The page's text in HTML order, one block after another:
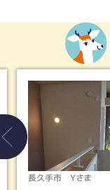
長久手市 Yさま